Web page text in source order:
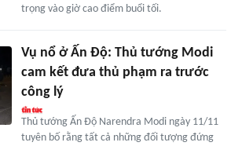
trọng vào giờ cao điểm buổi tối.
Vụ nổ ở Ấn Độ: Thủ tướng Modi
cam kết đưa thủ phạm ra trước
công lý
Thủ tướng Ấn Độ Narendra Modi ngày 11/11
tuyên bố rằng tất cả những đối tượng đứng